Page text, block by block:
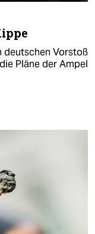
deutschen Vorstoß
Pläne der Ampel